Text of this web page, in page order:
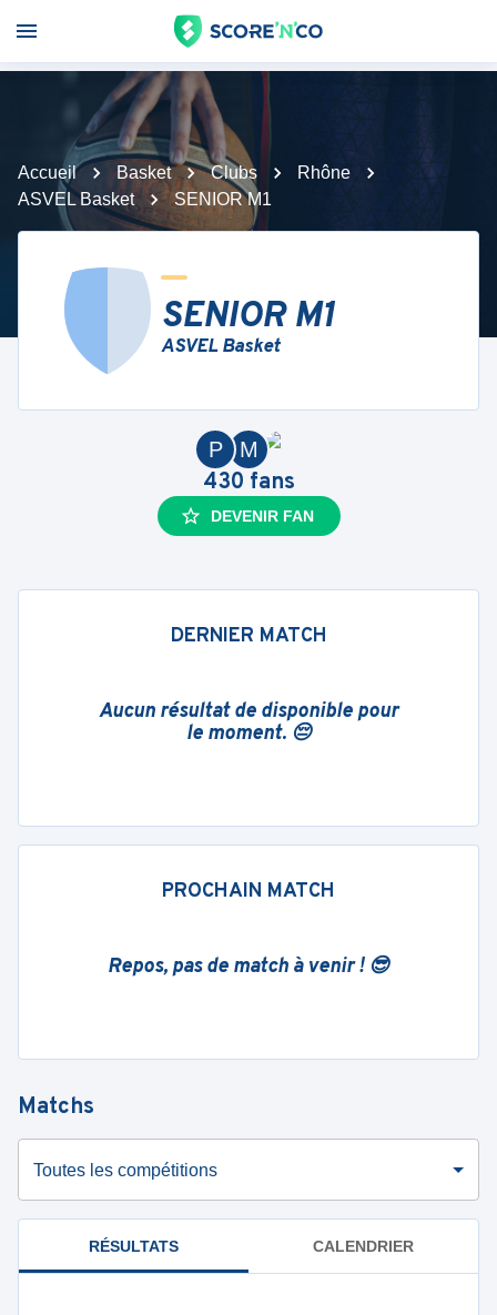
Accueil Basket Clubs
Rhône
ASVEL Basket
SENIOR M1
SENIOR M1
ASVEL Basket
M
P
430 fans
DEVENIR FAN
DERNIER MATCH
Aucun résultat de disponible pour
le moment. 😔
PROCHAIN MATCH
Repos, pas de match à venir ! 😎
Matchs
Toutes les compétitions
RÉSULTATS CALENDRIER